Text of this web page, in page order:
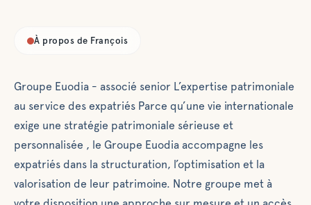
expatriés Parce
exige une
stratégie
patrimoniale
sérieuse et
personnalisée , le
Groupe Euodia
accompagne les
À propos de François
Groupe Euodia - associé senior L’expertise patrimoniale
au service des expatriés Parce qu’une vie internationale
exige une stratégie patrimoniale sérieuse et
personnalisée , le Groupe Euodia accompagne les
expatriés dans la structuration, l’optimisation et la
valorisation de leur patrimoine. Notre groupe met à